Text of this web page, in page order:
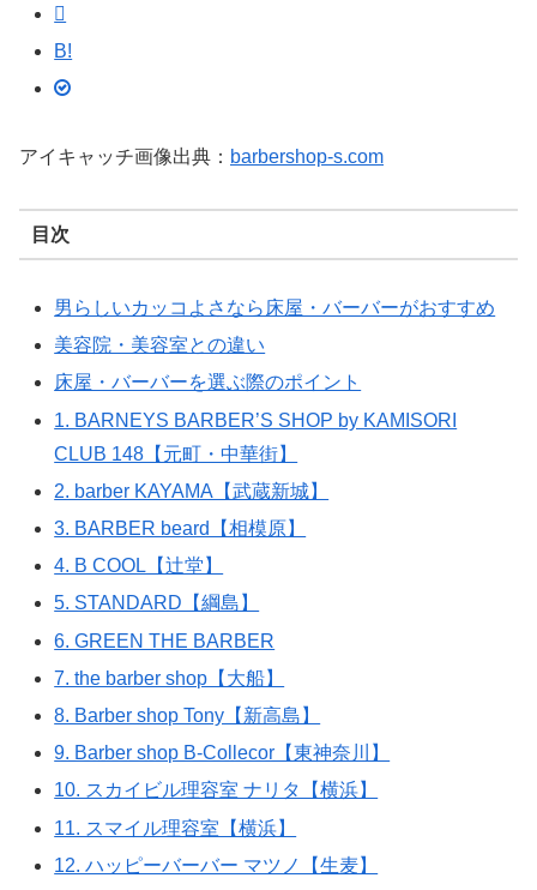
B!
アイキャッチ画像出典： barbershop-s.com
目次
男らしいカッコよさなら床屋・バーバーがおすすめ
美容院・美容室との違い
床屋・バーバーを選ぶ際のポイント
1. BARNEYS BARBER’S SHOP by KAMISORI
CLUB 148【元町・中華街】
2. barber KAYAMA【武蔵新城】
3. BARBER beard【相模原】
4. B COOL【辻堂】
5. STANDARD【綱島】
6. GREEN THE BARBER
7. the barber shop【大船】
8. Barber shop Tony【新高島】
9. Barber shop B-Collecor【東神奈川】
10. スカイビル理容室 ナリタ【横浜】
11. スマイル理容室【横浜】
12. ハッピーバーバー マツノ【生麦】